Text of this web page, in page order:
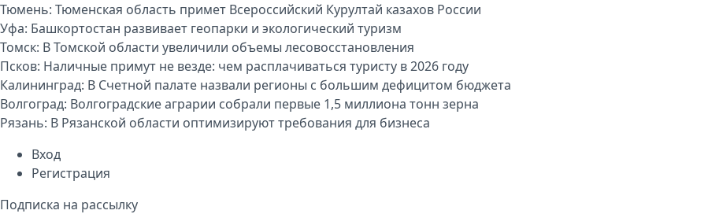
Тюмень: Тюменская область примет Всероссийский Курултай казахов России
Уфа: Башкортостан развивает геопарки и экологический туризм
Томск: В Томской области увеличили объемы лесовосстановления
Псков: Наличные примут не везде: чем расплачиваться туристу в 2026 году
Калининград: В Счетной палате назвали регионы с большим дефицитом бюджета
Волгоград: Волгоградские аграрии собрали первые 1,5 миллиона тонн зерна
Рязань: В Рязанской области оптимизируют требования для бизнеса
Вход
Регистрация
Подписка на рассылку